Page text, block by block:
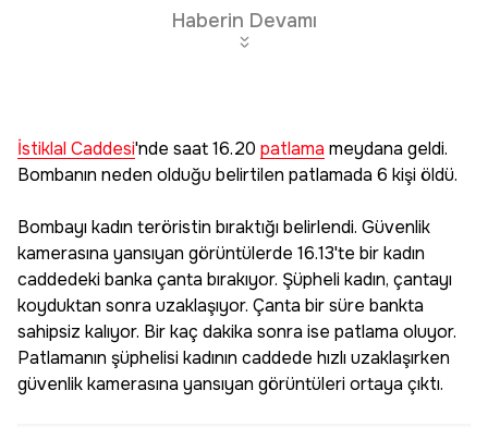
Haberin Devamı
İstiklal Caddesi'nde saat 16.20 patlama meydana geldi.
Bombanın neden olduğu belirtilen patlamada 6 kişi öldü.
Bombayı kadın teröristin bıraktığı belirlendi. Güvenlik
kamerasına yansıyan görüntülerde 16.13'te bir kadın
caddedeki banka çanta bırakıyor. Şüpheli kadın, çantayı
koyduktan sonra uzaklaşıyor. Çanta bir süre bankta
sahipsiz kalıyor. Bir kaç dakika sonra ise patlama oluyor.
Patlamanın şüphelisi kadının caddede hızlı uzaklaşırken
güvenlik kamerasına yansıyan görüntüleri ortaya çıktı.